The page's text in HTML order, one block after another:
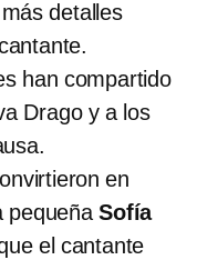
detalles
han compartido
Drago y a los
en
pequeñaSofía
el cantante